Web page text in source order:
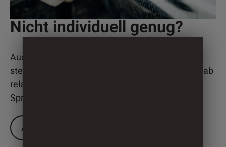
Nicht individuell genug?
Auch bei der Realisierung individueller Lösungen
stehen wir Ihnen gern zur Seite. Und das bereits ab
relativ geringen Mindestabnahmemengen.
Sprechen Sie uns an.
ANRUFEN